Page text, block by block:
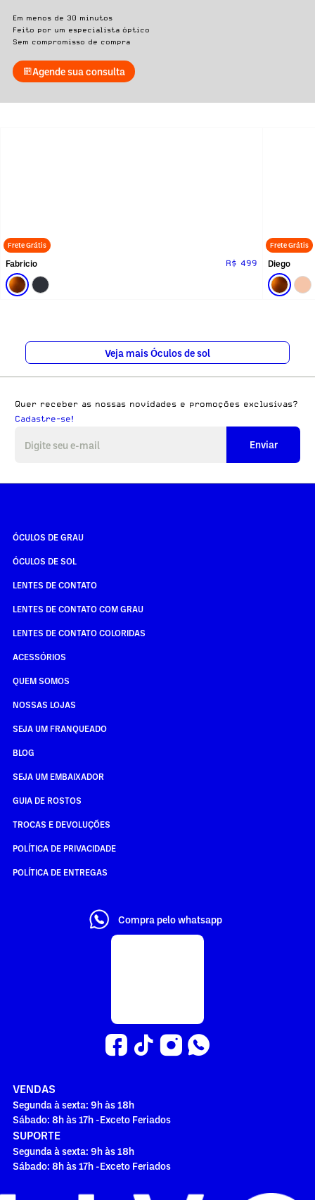
Em menos de 30 minutos
Feito por um especialista óptico
Sem compromisso de compra
Agende sua consulta
Frete Grátis
Fabricio R$ 499
Frete Grátis
Diego
Veja mais Óculos de sol
Quer receber as nossas novidades e promoções exclusivas?
Cadastre-se!
Enviar
ÓCULOS DE GRAU
ÓCULOS DE SOL
LENTES DE CONTATO
LENTES DE CONTATO COM GRAU
LENTES DE CONTATO COLORIDAS
ACESSÓRIOS
QUEM SOMOS
NOSSAS LOJAS
SEJA UM FRANQUEADO
BLOG
SEJA UM EMBAIXADOR
GUIA DE ROSTOS
TROCAS E DEVOLUÇÕES
POLÍTICA DE PRIVACIDADE
POLÍTICA DE ENTREGAS
Compra pelo whatsapp
VENDAS
Segunda à sexta: 9h às 18h
Sábado: 8h às 17h -Exceto Feriados
SUPORTE
Segunda à sexta: 9h às 18h
Sábado: 8h às 17h -Exceto Feriados